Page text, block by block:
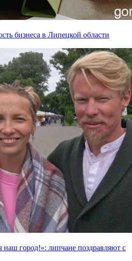
бизнеса в Липецкой области
наш город!»: липчане поздравляют с